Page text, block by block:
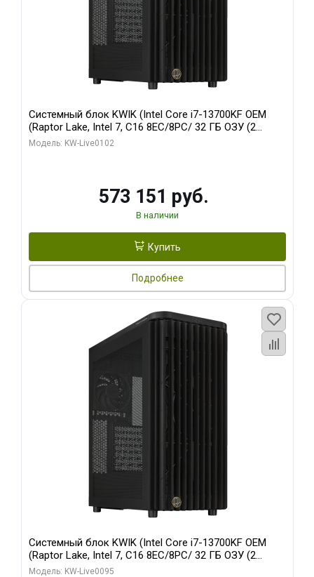
Системный блок KWIK (Intel Core i7-13700KF OEM
(Raptor Lake, Intel 7, C16 8EC/8PC/ 32 ГБ ОЗУ (2
модуля)/ Afox RTX4090 24GB GDDR6X 384-Bit 3xDP
Модель: KW-Live0102
573 151 руб.
В наличии
Купить
Подробнее
Системный блок KWIK (Intel Core i7-13700KF OEM
(Raptor Lake, Intel 7, C16 8EC/8PC/ 32 ГБ ОЗУ (2
модуля)/ Afox RTX4090 24GB GDDR6X 384-Bit 3xDP
Модель: KW-Live0095